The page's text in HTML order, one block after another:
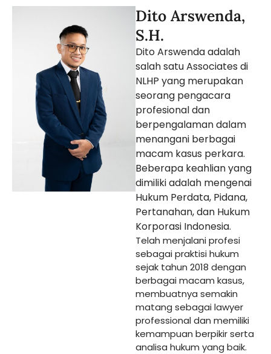
Dito Arswenda,
S.H.
Dito Arswenda adalah
salah satu Associates di
NLHP yang merupakan
seorang pengacara
profesional dan
berpengalaman dalam
menangani berbagai
macam kasus perkara.
Beberapa keahlian yang
dimiliki adalah mengenai
Hukum Perdata, Pidana,
Pertanahan, dan Hukum
Korporasi Indonesia.
Telah menjalani profesi
sebagai praktisi hukum
sejak tahun 2018 dengan
berbagai macam kasus,
membuatnya semakin
matang sebagai lawyer
professional dan memiliki
kemampuan berpikir serta
analisa hukum yang baik.